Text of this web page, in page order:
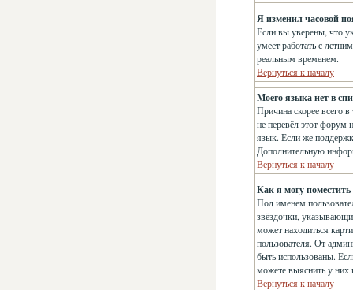
Я изменил часовой
Если вы уверены, что
умеет работать с
реальным временем.
Вернуться к началу
Моего языка нет в
Причина скорее всего
не перевёл этот форум
язык. Если же
Дополнительную
Вернуться к началу
Как я могу
Под именем
звёздочки,
может находиться
пользователя. От
быть использованы.
можете выяснить у них
Вернуться к началу